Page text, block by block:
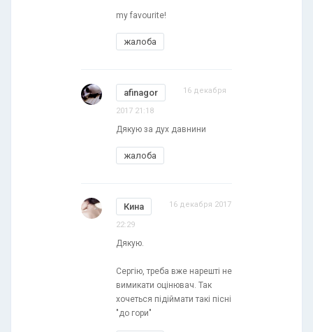
my favourite!
жалоба
afinagor 16 декабря
2017 21:18
Дякую за дух давнини
жалоба
Кина 16 декабря 2017
22:29
Дякую.
Сергію, треба вже нарешті не
вимикати оцінювач. Так
хочеться підіймати такі пісні
"до гори"